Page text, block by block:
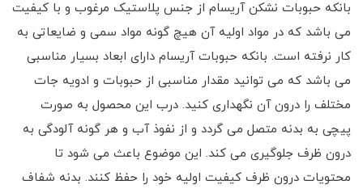
بانکه حبوبات نشکن آریسام از جنس پلاستیک مرغوب و با کیفیت
می باشد که در مواد اولیه آن هیچ گونه مواد سمی و ضایعاتی به
کار نرفته است. بانکه حبوبات آریسام دارای ابعاد بسیار مناسبی
می باشد که می توانید مقدار مناسبی از حبوبات و ادویه جات
مختلف را درون آن نگهداری کنید. درب این محصول به صورت
پیچی به بدنه متصل می گردد و از نفوذ آب و هر گونه آلودگی به
درون ظرف جلوگیری می کند. این موضوع باعث می ‌شود تا
محتویات درون ظرف کیفیت اولیه خود را حفظ کنند. بدنه شفاف